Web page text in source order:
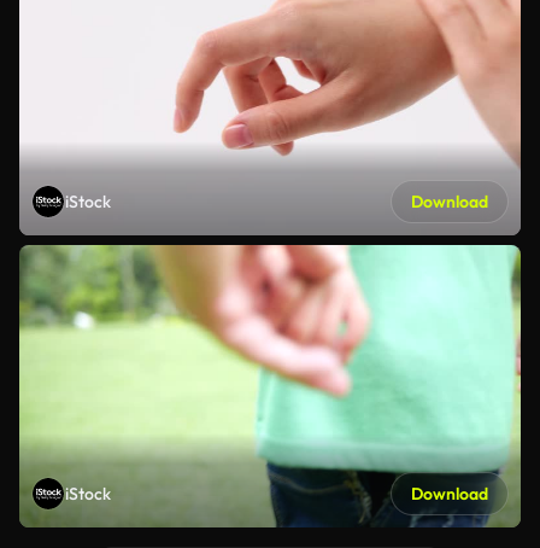
iStock Download
iStock Download